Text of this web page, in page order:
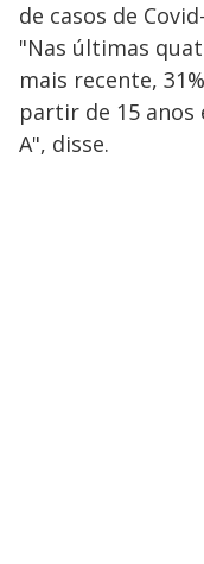
de casos de
"Nas últimas
mais recente,
partir de 15 anos
A", disse.